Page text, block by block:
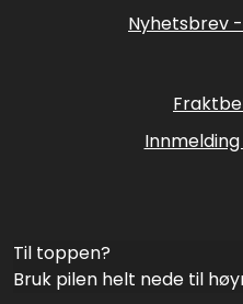
Nyhetsbrev
Til toppen?
Bruk pilen helt nede til